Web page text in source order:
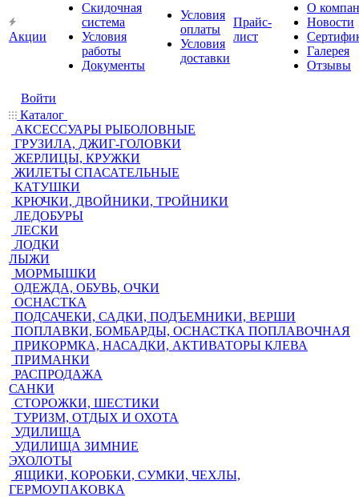
Акции
Скидочная
система
Условия
работы
Документы
Условия
оплаты
Условия
доставки
Прайс-
лист
О
Новости
Галерея
Отзывы
Войти
Каталог
АКСЕССУАРЫ РЫБОЛОВНЫЕ
ГРУЗИЛА, ДЖИГ-ГОЛОВКИ
ЖЕРЛИЦЫ, КРУЖКИ
ЖИЛЕТЫ СПАСАТЕЛЬНЫЕ
КАТУШКИ
КРЮЧКИ, ДВОЙНИКИ, ТРОЙНИКИ
ЛЕДОБУРЫ
ЛЕСКИ
ЛОДКИ
ЛЫЖИ
МОРМЫШКИ
ОДЕЖДА, ОБУВЬ, ОЧКИ
ОСНАСТКА
ПОДСАЧЕКИ, САДКИ, ПОДЪЕМНИКИ, ВЕРШИ
ПОПЛАВКИ, БОМБАРДЫ, ОСНАСТКА ПОПЛАВОЧНАЯ
ПРИКОРМКА, НАСАДКИ, АКТИВАТОРЫ КЛЕВА
ПРИМАНКИ
РАСПРОДАЖА
САНКИ
СТОРОЖКИ, ШЕСТИКИ
ТУРИЗМ, ОТДЫХ И ОХОТА
УДИЛИЩА
УДИЛИЩА ЗИМНИЕ
ЭХОЛОТЫ
ЯЩИКИ, КОРОБКИ, СУМКИ, ЧЕХЛЫ,
ГЕРМОУПАКОВКА